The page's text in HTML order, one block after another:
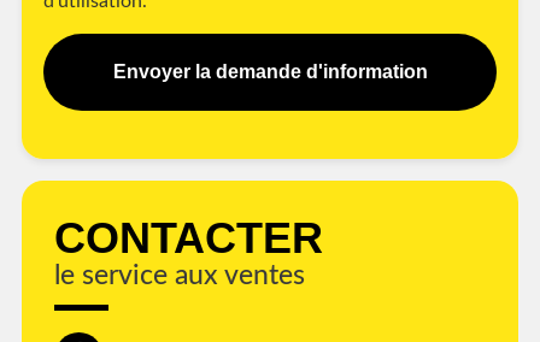
Envoyer la demande d'information
CONTACTER
le service aux ventes